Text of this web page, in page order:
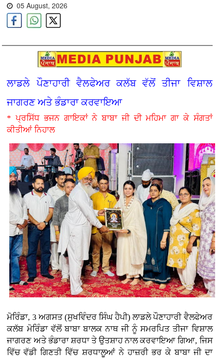
05 August, 2026
ਲਾਡਲੇ ਪੌਣਾਹਾਰੀ ਵੈਲਫੇਅਰ ਕਲੱਬ ਵੱਲੋਂ ਤੀਜਾ ਵਿਸ਼ਾਲ
ਜਾਗਰਣ ਅਤੇ ਭੰਡਾਰਾ ਕਰਵਾਇਆ
* ਪ੍ਰਸਿੱਧ ਭਜਨ ਗਾਇਕਾਂ ਨੇ ਬਾਬਾ ਜੀ ਦੀ ਮਹਿਮਾ ਗਾ ਕੇ ਸੰਗਤਾਂ
ਕੀਤੀਆਂ ਨਿਹਾਲ
ਮੋਰਿੰਡਾ, 3 ਅਗਸਤ (ਸੁਖਵਿੰਦਰ ਸਿੰਘ ਹੈਪੀ)ਲਾਡਲੇ ਪੌਣਾਹਾਰੀ ਵੈਲਫੇਅਰ
ਕਲੱਬ ਮੋਰਿੰਡਾ ਵੱਲੋਂ ਬਾਬਾ ਬਾਲਕ ਨਾਥ ਜੀ ਨੂੰ ਸਮਰਪਿਤ ਤੀਜਾ ਵਿਸ਼ਾਲ
ਜਾਗਰਣ ਅਤੇ ਭੰਡਾਰਾ ਸ਼ਰਧਾ ਤੇ ਉਤਸ਼ਾਹ ਨਾਲ ਕਰਵਾਇਆ ਗਿਆ, ਜਿਸ
ਵਿੱਚ ਵੱਡੀ ਗਿਣਤੀ ਵਿੱਚ ਸ਼ਰਧਾਲੂਆਂ ਨੇ ਹਾਜ਼ਰੀ ਭਰ ਕੇ ਬਾਬਾ ਜੀ ਦਾ